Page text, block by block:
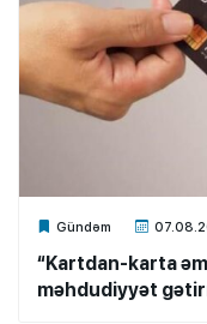
Gündəm
Xalq.Online
“Kartdan-karta
məhdudiyyət